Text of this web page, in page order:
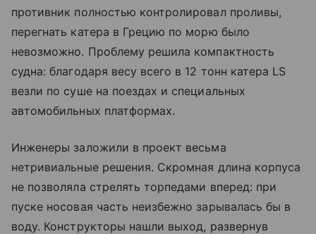
противник полностью контролировал проливы,
перегнать катера в Грецию по морю было
невозможно. Проблему решила компактность
судна: благодаря весу всего в 12 тонн катера LS
везли по суше на поездах и специальных
автомобильных платформах.
Инженеры заложили в проект весьма
нетривиальные решения. Скромная длина корпуса
не позволяла стрелять торпедами вперед: при
пуске носовая часть неизбежно зарывалась бы в
воду. Конструкторы нашли выход, развернув